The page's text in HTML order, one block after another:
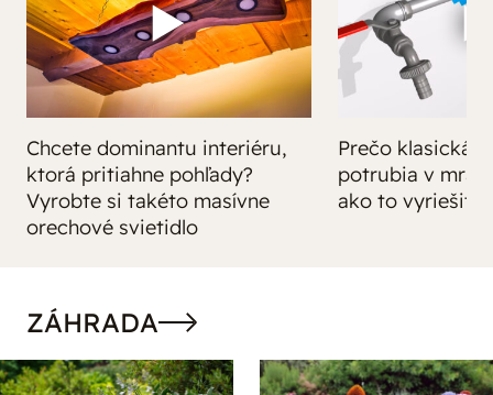
Chcete dominantu interiéru,
ktorá pritiahne pohľady?
Vyrobte si takéto masívne
orechové svietidlo
Prečo klasická
potrubia v
ako to vyriešiť
ZÁHRADA